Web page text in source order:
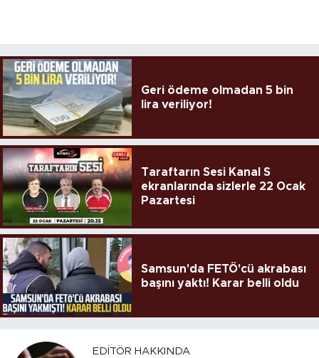
Geri ödeme olmadan 5 bin
lira veriliyor!
Taraftarın Sesi Kanal S
ekranlarında sizlerle 22 Ocak
Pazartesi
Samsun'da FETÖ'cü akrabası
başını yaktı! Karar belli oldu
EDITÖR HAKKINDA